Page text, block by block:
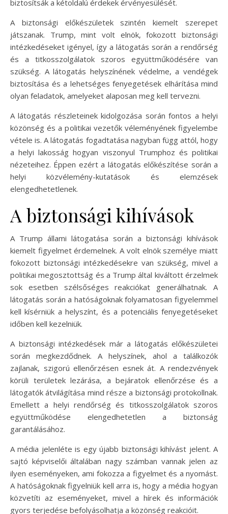
biztosítsák a kétoldalú érdekek érvényesülését.
A biztonsági előkészületek szintén kiemelt szerepet
játszanak. Trump, mint volt elnök, fokozott biztonsági
intézkedéseket igényel, így a látogatás során a rendőrség
és a titkosszolgálatok szoros együttműködésére van
szükség. A látogatás helyszínének védelme, a vendégek
biztosítása és a lehetséges fenyegetések elhárítása mind
olyan feladatok, amelyeket alaposan meg kell tervezni.
A látogatás részleteinek kidolgozása során fontos a helyi
közönség és a politikai vezetők véleményének figyelembe
vétele is. A látogatás fogadtatása nagyban függ attól, hogy
a helyi lakosság hogyan viszonyul Trumphoz és politikai
nézeteihez. Éppen ezért a látogatás előkészítése során a
helyi közvélemény-kutatások és elemzések
elengedhetetlenek.
A biztonsági kihívások
A Trump állami látogatása során a biztonsági kihívások
kiemelt figyelmet érdemelnek. A volt elnök személye miatt
fokozott biztonsági intézkedésekre van szükség, mivel a
politikai megosztottság és a Trump által kiváltott érzelmek
sok esetben szélsőséges reakciókat generálhatnak. A
látogatás során a hatóságoknak folyamatosan figyelemmel
kell kísérniük a helyszínt, és a potenciális fenyegetéseket
időben kell kezelniük.
A biztonsági intézkedések már a látogatás előkészületei
során megkezdődnek. A helyszínek, ahol a találkozók
zajlanak, szigorú ellenőrzésen esnek át. A rendezvények
körüli területek lezárása, a bejáratok ellenőrzése és a
látogatók átvilágítása mind része a biztonsági protokollnak.
Emellett a helyi rendőrség és titkosszolgálatok szoros
együttműködése elengedhetetlen a biztonság
garantálásához.
A média jelenléte is egy újabb biztonsági kihívást jelent. A
sajtó képviselői általában nagy számban vannak jelen az
ilyen eseményeken, ami fokozza a figyelmet és a nyomást.
A hatóságoknak figyelniük kell arra is, hogy a média hogyan
közvetíti az eseményeket, mivel a hírek és információk
gyors terjedése befolyásolhatja a közönség reakcióit.